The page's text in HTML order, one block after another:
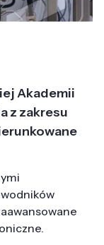
Akademii
z zakresu